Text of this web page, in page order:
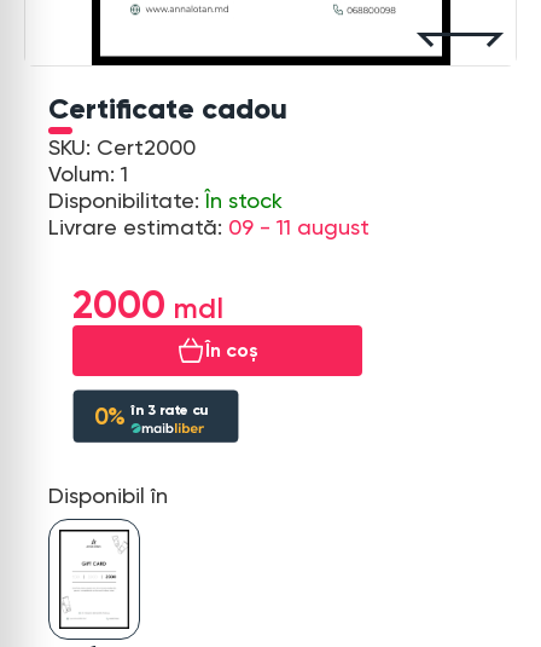
Certificate cadou
SKU: Cert2000
Volum: 1
Disponibilitate:În stock
Livrare estimată: 09 - 11 august
2000
În coș
0% în 3rate cu
Disponibil în